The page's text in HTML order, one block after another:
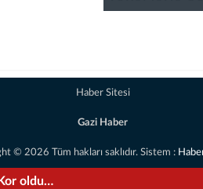
Haber Sitesi
Gazi Haber
© 2026 Tüm hakları saklıdır. Sistem :
oldu…